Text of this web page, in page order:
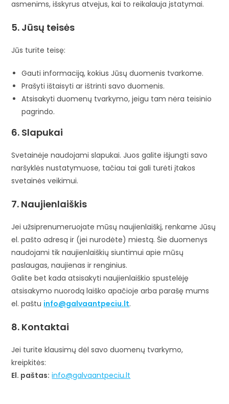
asmenims, išskyrus atvejus, kai to reikalauja įstatymai.
5. Jūsų teisės
Jūs turite teisę:
Gauti informaciją, kokius Jūsų duomenis tvarkome.
Prašyti ištaisyti ar ištrinti savo duomenis.
Atsisakyti duomenų tvarkymo, jeigu tam nėra teisinio
pagrindo.
6. Slapukai
Svetainėje naudojami slapukai. Juos galite išjungti savo
naršyklės nustatymuose, tačiau tai gali turėti įtakos
svetainės veikimui.
7. Naujienlaiškis
Jei užsiprenumeruojate mūsų naujienlaiškį, renkame Jūsų
el. pašto adresą ir (jei nurodėte) miestą. Šie duomenys
naudojami tik naujienlaiškių siuntimui apie mūsų
paslaugas, naujienas ir renginius.
Galite bet kada atsisakyti naujienlaiškio spustelėję
atsisakymo nuorodą laiško apačioje arba parašę mums
el. paštu info@galvaantpeciu.lt.
8. Kontaktai
Jei turite klausimų dėl savo duomenų tvarkymo,
kreipkitės:
El. paštas: info@galvaantpeciu.lt